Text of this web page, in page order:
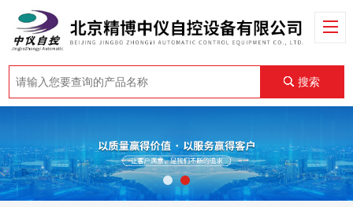
搜索